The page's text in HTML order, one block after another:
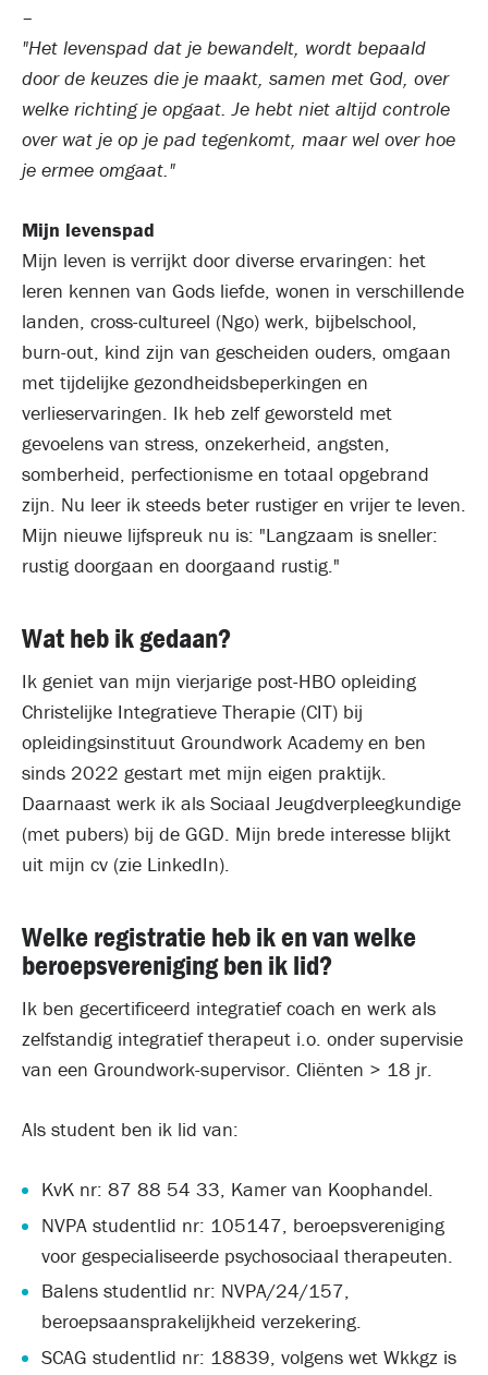
–
"Het levenspad dat je bewandelt, wordt bepaald
door de keuzes die je maakt, samen met God, over
welke richting je opgaat. Je hebt niet altijd controle
over wat je op je pad tegenkomt, maar wel over hoe
je ermee omgaat."
Mijn levenspad
Mijn leven is verrijkt door diverse ervaringen: het
leren kennen van Gods liefde, wonen in verschillende
landen, cross-cultureel (Ngo) werk, bijbelschool,
burn-out, kind zijn van gescheiden ouders, omgaan
met tijdelijke gezondheidsbeperkingen en
verlieservaringen. Ik heb zelf geworsteld met
gevoelens van stress, onzekerheid, angsten,
somberheid, perfectionisme en totaal opgebrand
zijn. Nu leer ik steeds beter rustiger en vrijer te leven.
Mijn nieuwe lijfspreuk nu is: "Langzaam is sneller:
rustig doorgaan en doorgaand rustig."
Wat heb ik gedaan?
Ik geniet van mijn vierjarige post-HBO opleiding
Christelijke Integratieve Therapie (CIT) bij
opleidingsinstituut Groundwork Academy en ben
sinds 2022 gestart met mijn eigen praktijk.
Daarnaast werk ik als Sociaal Jeugdverpleegkundige
(met pubers) bij de GGD. Mijn brede interesse blijkt
uit mijn cv (zie LinkedIn).
Welke registratie heb ik en van welke
beroepsvereniging ben ik lid?
Ik ben gecertificeerd integratief coach en werk als
zelfstandig integratief therapeut i.o. onder supervisie
van een Groundwork-supervisor. Cliënten > 18 jr.
Als student ben ik lid van:
KvK nr: 87 88 54 33, Kamer van Koophandel.
NVPA studentlid nr: 105147, beroepsvereniging
voor gespecialiseerde psychosociaal therapeuten.
Balens studentlid nr: NVPA/24/157,
beroepsaansprakelijkheid verzekering.
SCAG studentlid nr: 18839, volgens wet Wkkgz is